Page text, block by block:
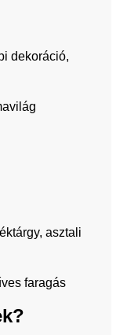
dekoráció,
asztali
faragás